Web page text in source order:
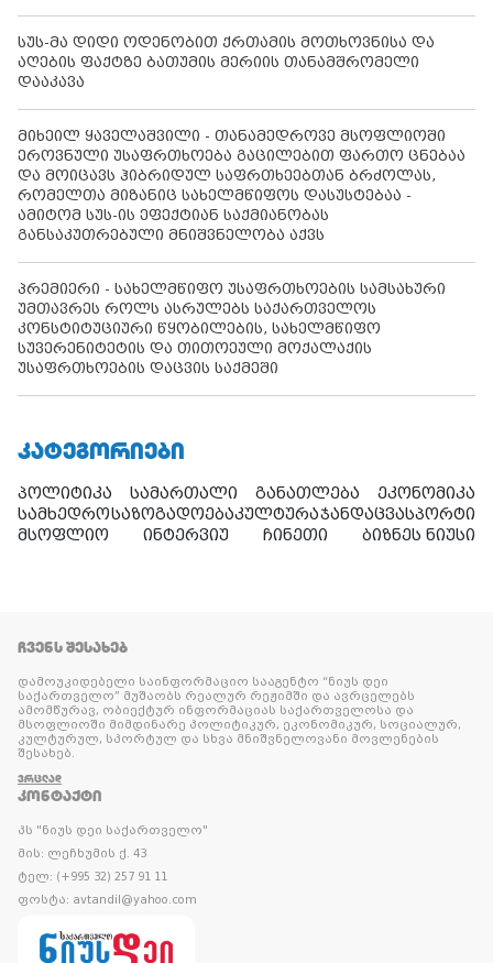
სუს-მა დიდი ოდენობით ქრთამის მოთხოვნისა და
აღების ფაქტზე ბათუმის მერიის თანამშრომელი
დააკავა
მიხეილ ყაველაშვილი - თანამედროვე მსოფლიოში
ეროვნული უსაფრთხოება გაცილებით ფართო ცნებაა
და მოიცავს ჰიბრიდულ საფრთხეებთან ბრძოლას,
რომელთა მიზანიც სახელმწიფოს დასუსტებაა -
ამიტომ სუს-ის ეფექტიან საქმიანობას
განსაკუთრებული მნიშვნელობა აქვს
პრემიერი - სახელმწიფო უსაფრთხოების სამსახური
უმთავრეს როლს ასრულებს საქართველოს
კონსტიტუციური წყობილების, სახელმწიფო
სუვერენიტეტის და თითოეული მოქალაქის
უსაფრთხოების დაცვის საქმეში
ᲙᲐᲢᲔᲒᲝᲠᲘᲔᲑᲘ
პოლიტიკა სამართალი განათლება
ეკონომიკა
სამხედროსაზოგადოებაკულტურაჯანდაცვასპორტი
მსოფლიო
ინტერვიუ ჩინეთი ბიზნეს ნიუსი
ᲩᲕᲔᲜᲡ ᲨᲔᲡᲐᲮᲔᲑ
დამოუკიდებელი საინფორმაციო სააგენტო “ნიუს დეი
საქართველო” მუშაობს რეალურ რეჟიმში და ავრცელებს
ამომწურავ, ობიექტურ ინფორმაციას საქართველოსა და
მსოფლიოში მიმდინარე პოლიტიკურ, ეკონომიკურ, სოციალურ,
კულტურულ, სპორტულ და სხვა მნიშვნელოვანი მოვლენების
შესახებ.
ᲕᲠᲪᲚᲐᲓ
ᲙᲝᲜᲢᲐᲥᲢᲘ
პს "ნიუს დეი საქართველო"
მის: ლეჩხუმის ქ. 43
ტელ: (+995 32) 257 91 11
ფოსტა: avtandil@yahoo.com